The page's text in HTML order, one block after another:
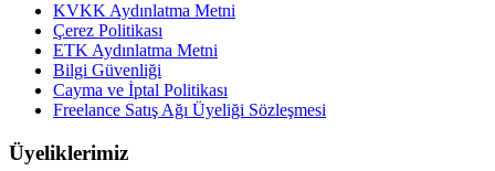
KVKK Aydınlatma Metni
Çerez Politikası
ETK Aydınlatma Metni
Bilgi Güvenliği
Cayma ve İptal Politikası
Freelance Satış Ağı Üyeliği Sözleşmesi
Üyeliklerimiz